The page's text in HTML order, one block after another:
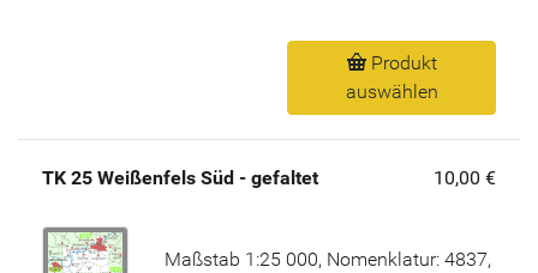
Produkt
auswählen
TK 25 Weißenfels Süd - gefaltet 10,00 €
Maßstab 1:25 000, Nomenklatur: 4837,